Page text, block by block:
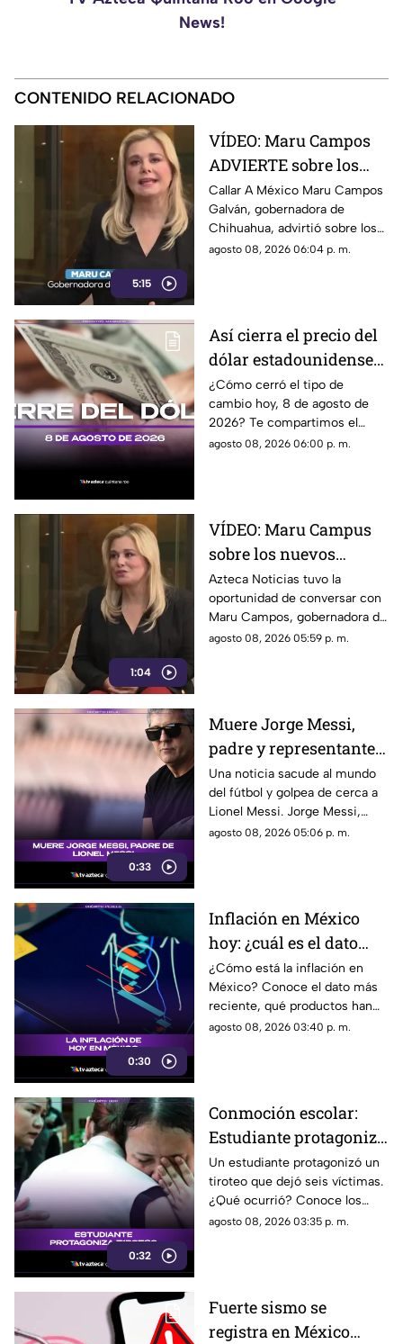
News!
CONTENIDO RELACIONADO
5:15
VÍDEO: Maru Campos
ADVIERTE sobre los
RIESGOS de los nuevos
lineamientos
propuestos por el
Gobierno
Callar A México Maru Campos
Galván, gobernadora de
Chihuahua, advirtió sobre los
riesgos que podrían
disposiciones podrían
utilizarse para sancionar a
medios y periodistas críticos,
además de abrir la puerta a
que el poder determine qué
contenidos son información,
opinión o motivo de sanción.
agosto 08, 2026 06:04 p. m.
Así cierra el precio del
dólar estadounidense
HOY, sábado 8 de
agosto de 2026, en
Cancún
¿Cómo cerró el tipo de
cambio hoy, 8 de agosto de
2026? Te compartimos el
precio del dólar al cierre de
agosto 08, 2026 06:00 p. m.
1:04
VÍDEO: Maru Campus
sobre los nuevos
lineamientos y señala
que son un riesgo para
la libertad de expresión
Azteca Noticias tuvo la
oportunidad de conversar con
Maru Campos, gobernadora de
Chihuahua, quien habló sobre
convertirse en una forma de
censura impulsada desde el
Gobierno Federal.
agosto 08, 2026 05:59 p. m.
0:33
Muere Jorge Messi,
padre y representante
de Lionel Messi
Una noticia sacude al mundo
del fútbol y golpea de cerca a
Lionel Messi. Jorge Messi,
padre y representante del astro
agosto 08, 2026 05:06 p. m.
0:30
Inflación en México
hoy: ¿cuál es el dato
actual?
¿Cómo está la inflación en
México? Conoce el dato más
reciente, qué productos han
subido de precio y cómo
agosto 08, 2026 03:40 p. m.
0:32
Conmoción escolar:
Estudiante protagoniza
t1r0t30 con seis
víctimas
Un estudiante protagonizó un
tiroteo que dejó seis víctimas.
¿Qué ocurrió? Conoce los
detalles de esta tragedia.
agosto 08, 2026 03:35 p. m.
Fuerte sismo se
registra en México